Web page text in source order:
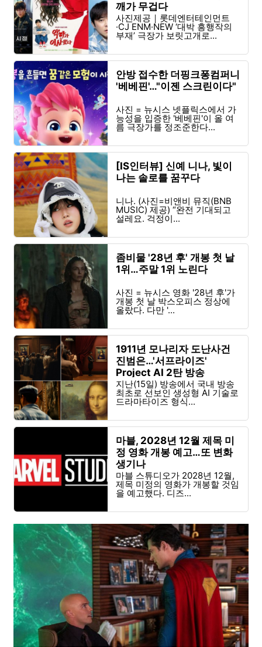
깨가 무겁다
사진제공｜롯데엔터테인먼트
·CJ ENM·NEW ‘대박 흥행작의
부재’ 극장가 보릿고개로...
안방 접수한 더핑크퐁컴퍼니
'베베핀'…"이젠 스크린이다"
사진 = 뉴시스 넷플릭스에서 가
능성을 입증한 '베베핀'이 올 여
름 극장가를 정조준한다...
[IS인터뷰] 신예 니나, 빛이
나는 솔로를 꿈꾸다
니나. (사진=비앤비 뮤직(BNB
MUSIC) 제공) “완전 기대되고
설레요. 걱정이...
좀비물 '28년 후' 개봉 첫 날
1위…주말 1위 노린다
사진 = 뉴시스 영화 '28년 후'가
개봉 첫 날 박스오피스 정상에
올랐다. 다만 '...
1911년 모나리자 도난사건
진범은…'서프라이즈'
Project AI 2탄 방송
지난(15일) 방송에서 국내 방송
최초로 선보인 생성형 AI 기술로
드라마타이즈 형식...
마블, 2028년 12월 제목 미
정 영화 개봉 예고…또 변화
생기나
마블 스튜디오가 2028년 12월,
제목 미정의 영화가 개봉할 것임
을 예고했다. 디즈...